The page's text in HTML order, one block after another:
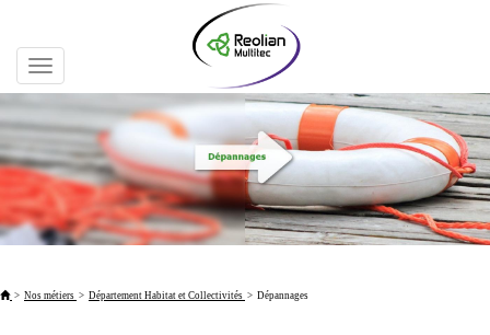
Toggle
navigation
> Nos métiers > Département Habitat et Collectivités > Dépannages